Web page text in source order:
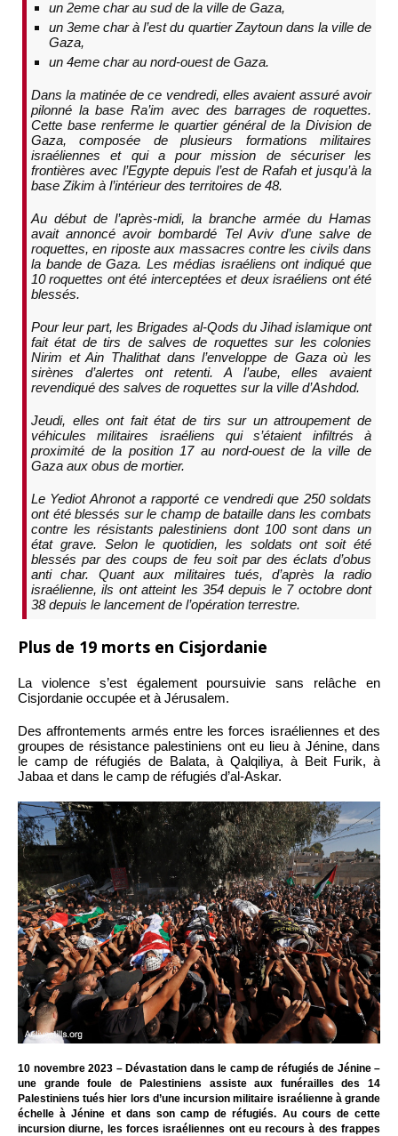
un 2eme char au sud de la ville de Gaza,
un 3eme char à l’est du quartier Zaytoun dans la ville de
Gaza,
un 4eme char au nord-ouest de Gaza.
Dans la matinée de ce vendredi, elles avaient assuré avoir
pilonné la base Ra’im avec des barrages de roquettes.
Cette base renferme le quartier général de la Division de
Gaza, composée de plusieurs formations militaires
israéliennes et qui a pour mission de sécuriser les
frontières avec l’Egypte depuis l’est de Rafah et jusqu’à la
base Zikim à l’intérieur des territoires de 48.
Au début de l’après-midi, la branche armée du Hamas
avait annoncé avoir bombardé Tel Aviv d’une salve de
roquettes, en riposte aux massacres contre les civils dans
la bande de Gaza. Les médias israéliens ont indiqué que
10 roquettes ont été interceptées et deux israéliens ont été
blessés.
Pour leur part, les Brigades al-Qods du Jihad islamique ont
fait état de tirs de salves de roquettes sur les colonies
Nirim et Ain Thalithat dans l’enveloppe de Gaza où les
sirènes d’alertes ont retenti. A l’aube, elles avaient
revendiqué des salves de roquettes sur la ville d’Ashdod.
Jeudi, elles ont fait état de tirs sur un attroupement de
véhicules militaires israéliens qui s’étaient infiltrés à
proximité de la position 17 au nord-ouest de la ville de
Gaza aux obus de mortier.
Le Yediot Ahronot a rapporté ce vendredi que 250 soldats
ont été blessés sur le champ de bataille dans les combats
contre les résistants palestiniens dont 100 sont dans un
état grave. Selon le quotidien, les soldats ont soit été
blessés par des coups de feu soit par des éclats d’obus
anti char. Quant aux militaires tués, d’après la radio
israélienne, ils ont atteint les 354 depuis le 7 octobre dont
38 depuis le lancement de l’opération terrestre.
Plus de 19 morts en Cisjordanie
La violence s’est également poursuivie sans relâche en
Cisjordanie occupée et à Jérusalem.
Des affrontements armés entre les forces israéliennes et des
groupes de résistance palestiniens ont eu lieu à Jénine, dans
le camp de réfugiés de Balata, à Qalqiliya, à Beit Furik, à
Jabaa et dans le camp de réfugiés d’al-Askar.
10 novembre 2023 – Dévastation dans le camp de réfugiés de Jénine –
une grande foule de Palestiniens assiste aux funérailles des 14
Palestiniens tués hier lors d’une incursion militaire israélienne à grande
échelle à Jénine et dans son camp de réfugiés. Au cours de cette
incursion diurne, les forces israéliennes ont eu recours à des frappes